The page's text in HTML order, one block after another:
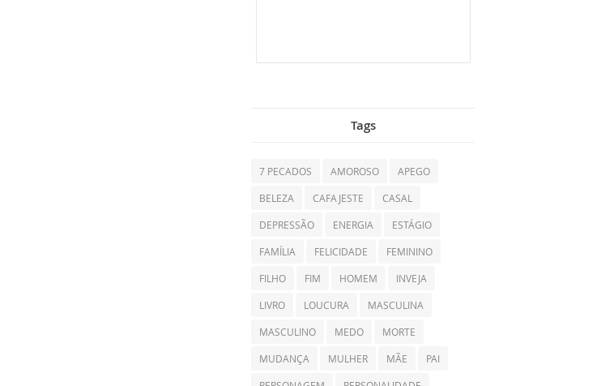
Tags
7 PECADOS AMOROSO APEGO
BELEZA CAFAJESTE CASAL
DEPRESSÃO ENERGIA ESTÁGIO
FAMÍLIA FELICIDADE FEMININO
FILHO FIM HOMEM INVEJA
LIVRO LOUCURA MASCULINA
MASCULINO MEDO MORTE
MUDANÇA MULHER MÃE PAI